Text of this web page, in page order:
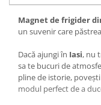
Magnet de frigider
un suvenir care
Dacă ajungi în Iasi, nu
sa te bucuri de
pline de istorie,
modul perfect de a